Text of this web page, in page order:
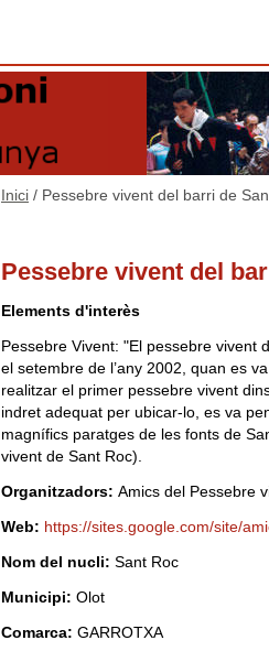
Inici / Pessebre vivent del barri de
Pessebre vivent del
Elements d'interès
Pessebre Vivent: "El pessebre vivent
el setembre de l’any 2002, quan es
realitzar el primer pessebre vivent
indret adequat per ubicar-lo, es va
magnífics paratges de les fonts de
vivent de Sant Roc).
Organitzadors: Amics del Pessebre
Web: https://sites.google.com/site/
Nom del nucli: Sant Roc
Municipi: Olot
Comarca: GARROTXA